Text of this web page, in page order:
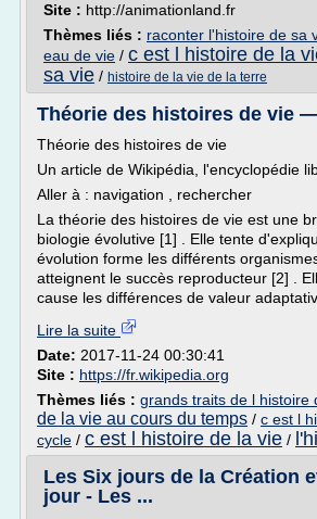
Site : http://animationland.fr
Thèmes liés : raconter l'histoire de sa
eau de vie / c est l histoire de la
sa vie / histoire de la vie de la terre
Théorie des histoires de vie
Théorie des histoires de vie
Un article de Wikipédia, l'encyclopédie
Aller à : navigation , rechercher
La théorie des histoires de vie est une
biologie évolutive [1] . Elle tente
évolution forme les différents
atteignent le succès reproducteur [2] .
cause les différences de valeur
Lire la suite
Date: 2017-11-24 00:30:41
Site : https://fr.wikipedia.org
Thèmes liés : grands traits de l histoire
de la vie au cours du temps / c est l
cycle / c est l histoire de la vie /
Les Six jours de la Création
jour - Les ...